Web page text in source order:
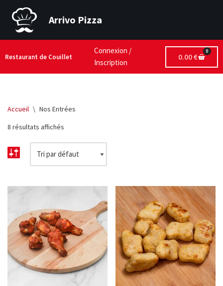
Aller
au
Arrivo Pizza
Restaurant de Couillet
Connexion /
Inscription
0.00€
0
Accueil \ Nos Entrées
8 résultats affichés